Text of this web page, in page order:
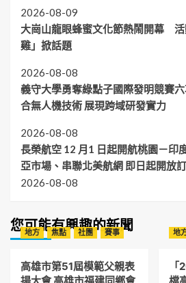
2026-08-09
大崗山龍眼蜂蜜文化節熱鬧開幕
雞」掀話題
2026-08-08
義守大學勇奪綠點子國際發明競賽
合無人機技術 展現跨域研發實力
2026-08-08
長榮航空 12 月1 日起開航桃園－印
亞市場、串聯北美航網 即日起開放
2026-08-08
您可能有興趣的新聞
地方 焦點 社團 賽事
高雄市第51屆模範父親表
地